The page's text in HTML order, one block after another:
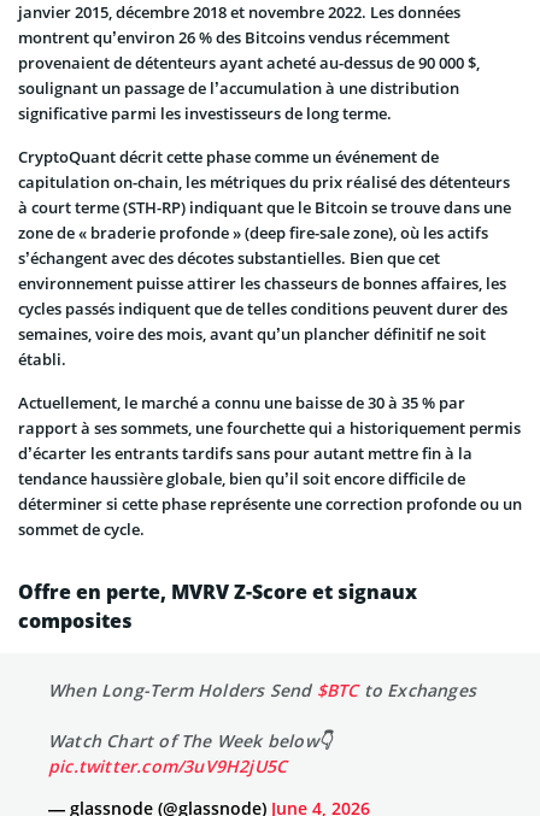
janvier 2015, décembre 2018 et novembre 2022. Les données
montrent qu’environ 26 % des Bitcoins vendus récemment
provenaient de détenteurs ayant acheté au-dessus de 90 000 $,
soulignant un passage de l’accumulation à une distribution
significative parmi les investisseurs de long terme.
CryptoQuant décrit cette phase comme un événement de
capitulation on-chain, les métriques du prix réalisé des détenteurs
à court terme (STH-RP) indiquant que le Bitcoin se trouve dans une
zone de « braderie profonde » (deep fire-sale zone), où les actifs
s’échangent avec des décotes substantielles. Bien que cet
environnement puisse attirer les chasseurs de bonnes affaires, les
cycles passés indiquent que de telles conditions peuvent durer des
semaines, voire des mois, avant qu’un plancher définitif ne soit
établi.
Actuellement, le marché a connu une baisse de 30 à 35 % par
rapport à ses sommets, une fourchette qui a historiquement permis
d’écarter les entrants tardifs sans pour autant mettre fin à la
tendance haussière globale, bien qu’il soit encore difficile de
déterminer si cette phase représente une correction profonde ou un
sommet de cycle.
Offre en perte, MVRV Z-Score et signaux
composites
When Long-Term Holders Send $BTCto Exchanges
Watch Chart of The Week below👇
pic.twitter.com/3uV9H2jU5C
— glassnode (@glassnode) June 4, 2026